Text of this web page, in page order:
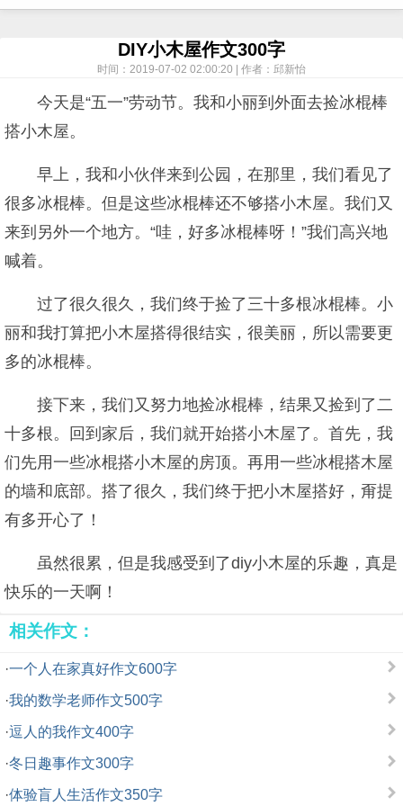
DIY小木屋作文300字
时间：2019-07-02 02:00:20 | 作者：邱新怡
今天是“五一”劳动节。我和小丽到外面去捡冰棍棒
搭小木屋。
早上，我和小伙伴来到公园，在那里，我们看见了
很多冰棍棒。但是这些冰棍棒还不够搭小木屋。我们又
来到另外一个地方。“哇，好多冰棍棒呀！”我们高兴地
喊着。
过了很久很久，我们终于捡了三十多根冰棍棒。小
丽和我打算把小木屋搭得很结实，很美丽，所以需要更
多的冰棍棒。
接下来，我们又努力地捡冰棍棒，结果又捡到了二
十多根。回到家后，我们就开始搭小木屋了。首先，我
们先用一些冰棍搭小木屋的房顶。再用一些冰棍搭木屋
的墙和底部。搭了很久，我们终于把小木屋搭好，甭提
有多开心了！
虽然很累，但是我感受到了diy小木屋的乐趣，真是
快乐的一天啊！
相关作文：
·一个人在家真好作文600字
·我的数学老师作文500字
·逗人的我作文400字
·冬日趣事作文300字
·体验盲人生活作文350字